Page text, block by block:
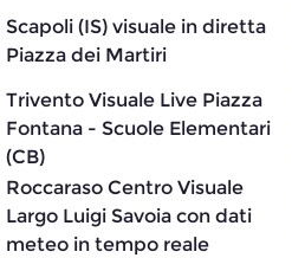
Scapoli (IS) visuale in diretta
Piazza dei Martiri
Trivento Visuale Live Piazza
Fontana - Scuole Elementari
(CB)
Roccaraso Centro Visuale
Largo Luigi Savoia con dati
meteo in tempo reale